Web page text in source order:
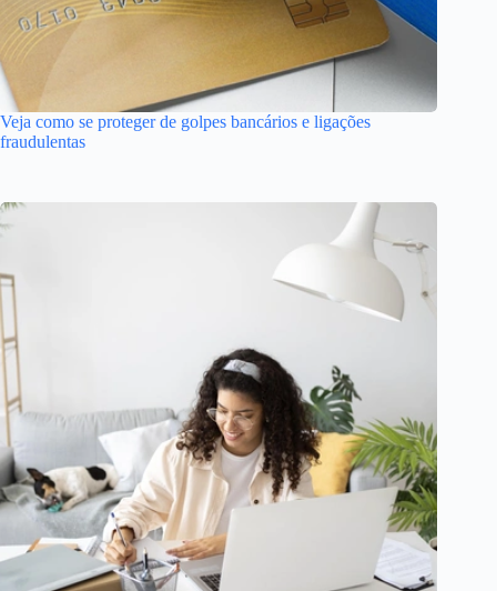
Veja como se proteger de golpes bancários e ligações
fraudulentas